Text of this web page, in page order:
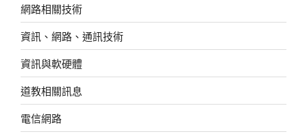
網路相關技術
資訊、網路、通訊技術
資訊與軟硬體
道教相關訊息
電信網路